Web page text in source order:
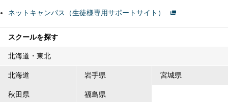
ネットキャンパス（生徒様専用サポートサイト）
スクールを探す
北海道・東北
北海道 岩手県 宮城県
秋田県 福島県